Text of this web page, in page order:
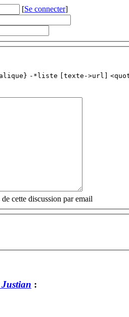
[Se connecter]
-*liste [texte->url]
cette discussion par email
Justian :